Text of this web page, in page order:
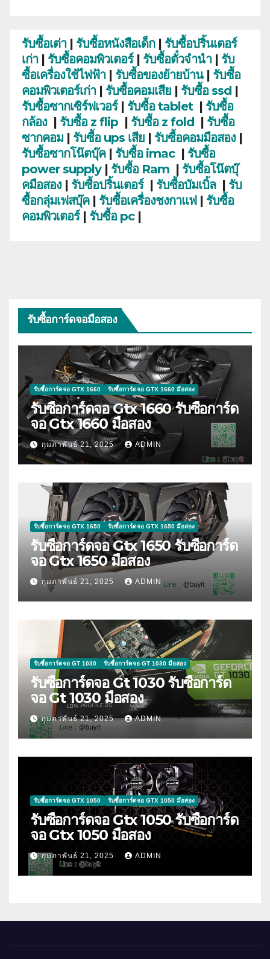
รับซื้อเต่า| รับซื้อหนังสือเด็ก| รับซื้อปริ้นเตอร์
เก่า| รับซื้อคอมพิวเตอร์| รับซื้อตั๋วจำนำ| รับ
ซื้อเครื่องใช้ไฟฟ้า| รับซื้อของย้ายบ้าน| รับซื้อ
คอมพิวเตอร์เก่า| รับซื้อคอมเสีย | รับซื้อ ssd |
รับซื้อซากเซิร์ฟเวอร์| รับซื้อ tablet | รับซื้อ
กล้อง | รับซื้อ z flip | รับซื้อ z fold | รับซื้อ
ซากคอม | รับซื้อ ups เสีย | รับซื้อคอมมือสอง|
รับซื้อซากโน๊ตบุ๊ค| รับซื้อ imac | รับซื้อ
power supply| รับซื้อ Ram | รับซื้อโน๊ตบุ๊
คมือสอง| รับซื้อปริ้นเตอร์ | รับซื้อบัมเบิ้ล | รับ
ซื้อกลุ่มเฟสบุ๊ค| รับซื้อเครื่องชงกาแฟ | รับซื้อ
คอมพิวเตอร์| รับซื้อ pc|
รับซื้อการ์ดจอมือสอง
รับซื้อการ์ดจอ GTX 1660 รับซื้อการ์ดจอ GTX 1660 มือสอง
รับซื้อการ์ดจอ Gtx 1660 รับซื้อการ์ด
จอ Gtx 1660 มือสอง
กุมภาพันธ์ 21, 2025 ADMIN
รับซื้อการ์ดจอ GTX 1650 รับซื้อการ์ดจอ GTX 1650 มือสอง
รับซื้อการ์ดจอ Gtx 1650 รับซื้อการ์ด
จอ Gtx 1650 มือสอง
กุมภาพันธ์ 21, 2025 ADMIN
รับซื้อการ์ดจอ GT 1030 รับซื้อการ์ดจอ GT 1030 มือสอง
รับซื้อการ์ดจอ Gt 1030 รับซื้อการ์ด
จอ Gt 1030 มือสอง
กุมภาพันธ์ 21, 2025 ADMIN
รับซื้อการ์ดจอ GTX 1050 รับซื้อการ์ดจอ GTX 1050 มือสอง
รับซื้อการ์ดจอ Gtx 1050 รับซื้อการ์ด
จอ Gtx 1050 มือสอง
กุมภาพันธ์ 21, 2025 ADMIN